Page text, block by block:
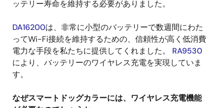
ッテリー寿命を維持する必要がありました。
DA16200は、非常に小型のバッテリーで数週間にわた
ってWi-Fi接続を維持するための、信頼性が高く低消費
電力な手段を私たちに提供してくれました。 RA9530
により、バッテリーのワイヤレス充電を実現していま
す。
なぜスマートドッグカラーには、ワイヤレス充電機能